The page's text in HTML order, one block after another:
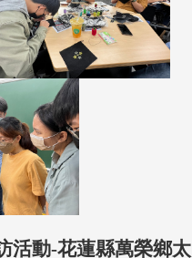
活動-花蓮縣萬榮鄉太